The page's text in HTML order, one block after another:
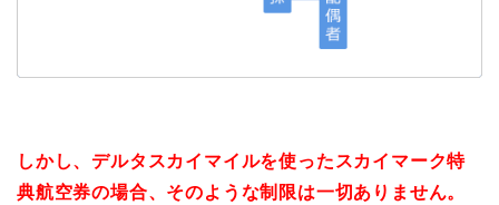
しかし、デルタスカイマイルを使ったスカイマーク特
典航空券の場合、そのような制限は一切ありません。